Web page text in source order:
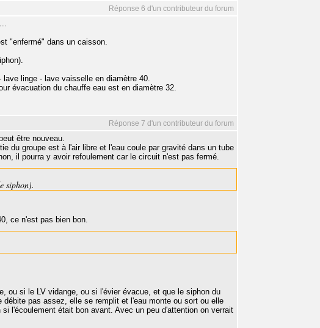
Réponse 6 d'un contributeur du forum
"enfermé" dans un caisson.
linge - lave vaisselle en diamètre 40.
évacuation du chauffe eau est en diamètre 32.
Réponse 7 d'un contributeur du forum
être nouveau.
du groupe est à l'air libre et l'eau coule par gravité dans un tube
il pourra y avoir refoulement car le circuit n'est pas fermé.
siphon).
ce n'est pas bien bon.
ou si le LV vidange, ou si l'évier évacue, et que le siphon du
pas assez, elle se remplit et l'eau monte ou sort ou elle
l'écoulement était bon avant. Avec un peu d'attention on verrait